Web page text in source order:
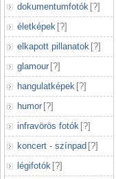
dokumentumfotók [?]
életképek [?]
elkapott pillanatok [?]
glamour [?]
hangulatképek [?]
humor [?]
infravörös fotók [?]
koncert - színpad [?]
légifotók [?]